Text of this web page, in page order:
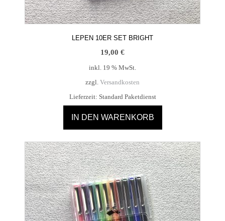
LEPEN 10ER SET BRIGHT
19,00 €
inkl. 19 % MwSt.
zzgl. Versandkosten
Lieferzeit: Standard Paketdienst
IN DEN WARENKORB